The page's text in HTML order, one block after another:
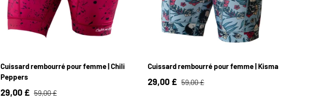
Cuissard rembourré pour femme | Chili
Peppers
29,00 £ 59,00 £
Cuissard rembourré pour femme | Kisma
29,00 £ 59,00 £